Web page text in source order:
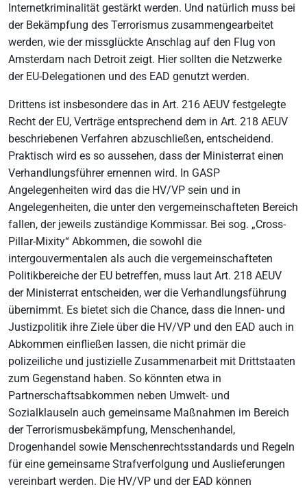
Internetkriminalität gestärkt werden. Und natürlich muss bei
der Bekämpfung des Terrorismus zusammengearbeitet
werden, wie der missglückte Anschlag auf den Flug von
Amsterdam nach Detroit zeigt. Hier sollten die Netzwerke
der EU-Delegationen und des EAD genutzt werden.
Drittens ist insbesondere das in Art. 216 AEUV festgelegte
Recht der EU, Verträge entsprechend dem in Art. 218 AEUV
beschriebenen Verfahren abzuschließen, entscheidend.
Praktisch wird es so aussehen, dass der Ministerrat einen
Verhandlungsführer ernennen wird. In GASP
Angelegenheiten wird das die HV/VP sein und in
Angelegenheiten, die unter den vergemeinschafteten Bereich
fallen, der jeweils zuständige Kommissar. Bei sog. „Cross-
Pillar-Mixity“ Abkommen, die sowohl die
intergouvermentalen als auch die vergemeinschafteten
Politikbereiche der EU betreffen, muss laut Art. 218 AEUV
der Ministerrat entscheiden, wer die Verhandlungsführung
übernimmt. Es bietet sich die Chance, dass die Innen- und
Justizpolitik ihre Ziele über die HV/VP und den EAD auch in
Abkommen einfließen lassen, die nicht primär die
polizeiliche und justizielle Zusammenarbeit mit Drittstaaten
zum Gegenstand haben. So könnten etwa in
Partnerschaftsabkommen neben Umwelt- und
Sozialklauseln auch gemeinsame Maßnahmen im Bereich
der Terrorismusbekämpfung, Menschenhandel,
Drogenhandel sowie Menschenrechtsstandards und Regeln
für eine gemeinsame Strafverfolgung und Auslieferungen
vereinbart werden. Die HV/VP und der EAD können